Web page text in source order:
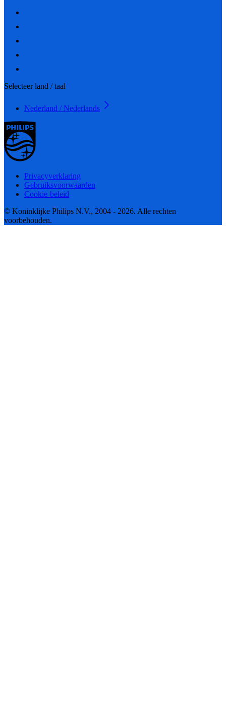
Selecteer land / taal
Nederland / Nederlands
Privacyverklaring
Gebruiksvoorwaarden
Cookie-beleid
© Koninklijke Philips N.V., 2004 - 2026. Alle rechten
voorbehouden.